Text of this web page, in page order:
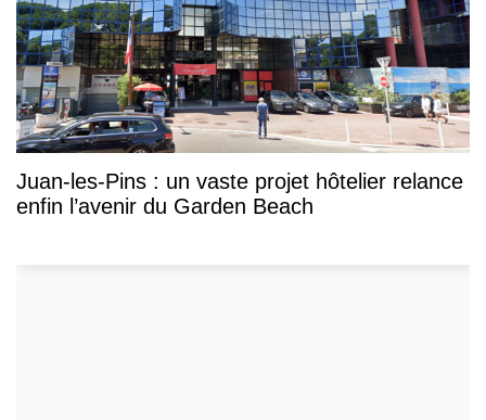
Juan-les-Pins : un vaste projet hôtelier relance
enfin l’avenir du Garden Beach